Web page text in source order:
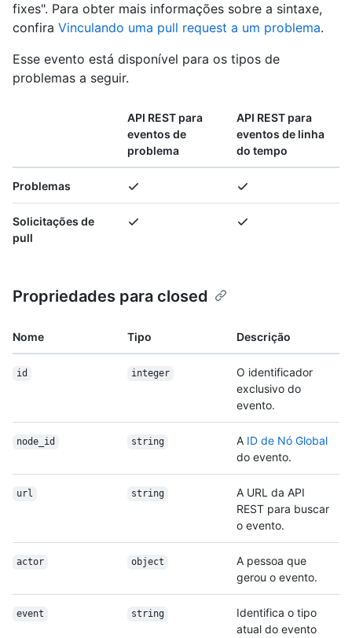
fixes". Para obter mais informações sobre a sintaxe,
confira Vinculando uma pull request a um problema.
Esse evento está disponível para os tipos de
problemas a seguir.
API REST para
eventos de
problema
API REST para
eventos de linha
do tempo
Problemas
Solicitações de
pull
Propriedades para closed
Nome Tipo Descrição
id integer
O identificador
exclusivo do
evento.
node_id string A ID de Nó Global
do evento.
url string
A URL da API
REST para buscar
o evento.
actor object
A pessoa que
gerou o evento.
event string
Identifica o tipo
atual do evento